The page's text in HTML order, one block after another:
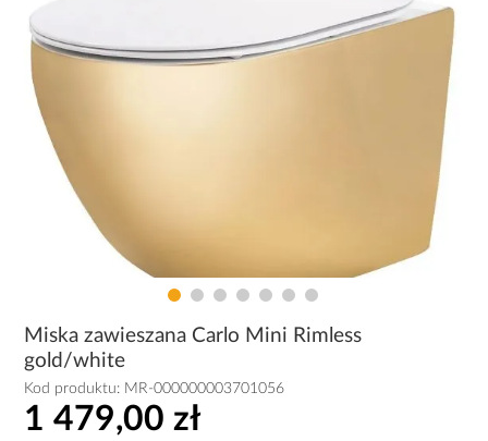
Miska zawieszana Carlo Mini Rimless
gold/white
Kod produktu: MR-000000003701056
1 479,00 zł